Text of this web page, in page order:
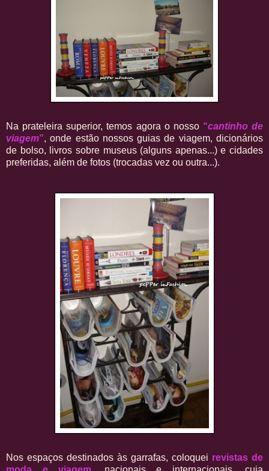
Na prateleira superior, temos agora o nosso “cantinho de
viagem”, onde estão nossos guias de viagem, dicionários
de bolso, livros sobre museus (alguns apenas...) e cidades
preferidas, além de fotos (trocadas vez ou outra...).
Nos espaços destinados às garrafas, coloquei revistas de